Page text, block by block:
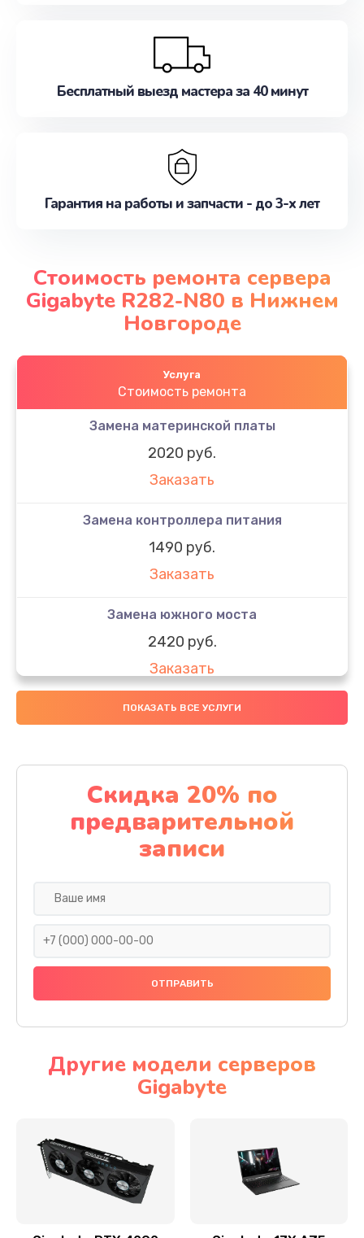
Бесплатный выезд мастера за 40 минут
Гарантия на работы и запчасти - до 3-х лет
Стоимость ремонта сервера
Gigabyte R282-N80 в Нижнем
Новгороде
Услуга
Стоимость ремонта
Замена материнской платы
2020 руб.
Заказать
Замена контроллера питания
1490 руб.
Заказать
Замена южного моста
2420 руб.
Заказать
Чистка от пыли
Заказать
Настройка ОС
1420 руб.
Заказать
Замена видеочипа
Ремонт разъема питания
Замена видеокарты
ПОКАЗАТЬ ВСЕ УСЛУГИ
Скидка 20% по
предварительной
записи
Другие модели серверов
Gigabyte